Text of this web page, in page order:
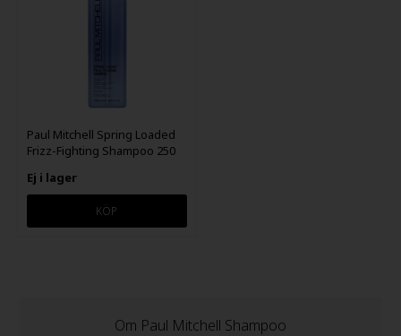
Paul Mitchell Spring Loaded
Frizz-Fighting Shampoo 250
Ej i lager
Om Paul Mitchell Shampoo